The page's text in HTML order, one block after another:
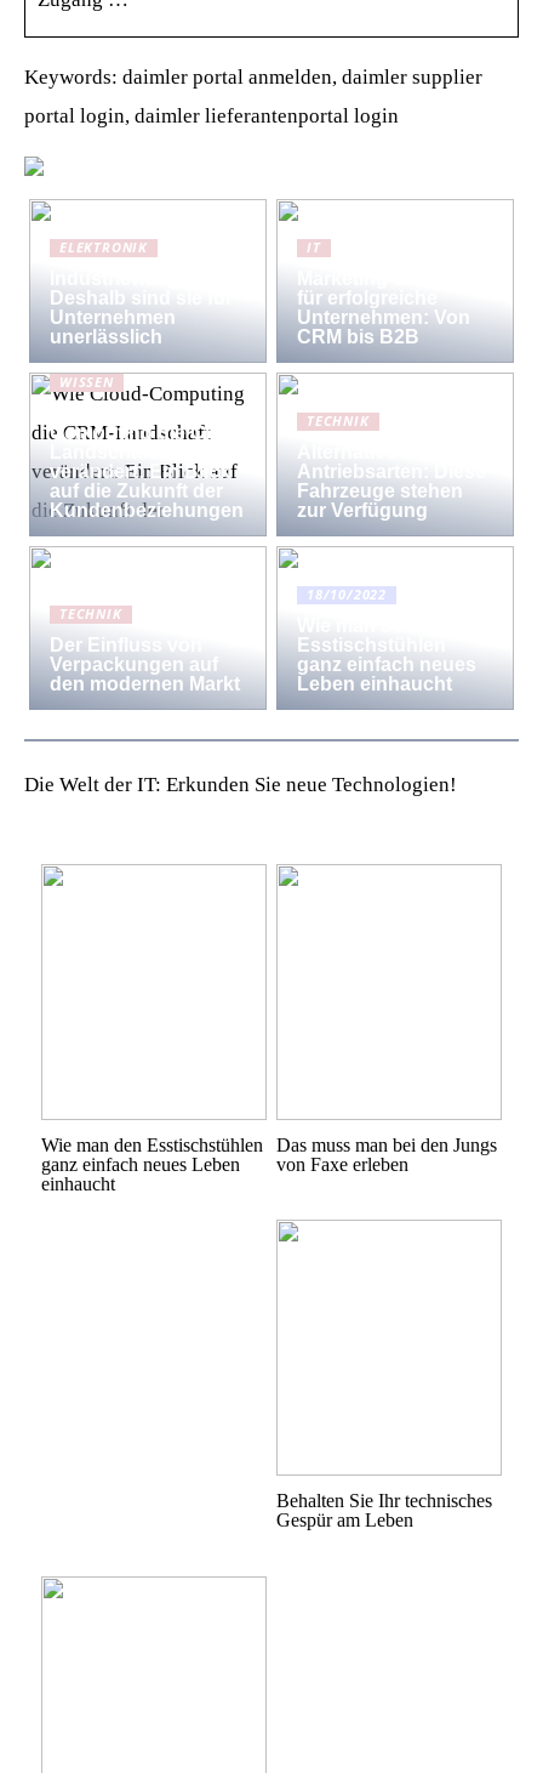
Keywords: daimler portal anmelden, daimler supplier
portal login, daimler lieferantenportal login
ELEKTRONIK
Deshalb sind sie für
Unternehmen
unerlässlich
IT
für erfolgreiche
Unternehmen: Von
CRM bis B2B
WISSEN
Computing die CRM-
verändert: Ein Blick
auf die Zukunft der
Kundenbeziehungen
TECHNIK
Antriebsarten: Diese
Fahrzeuge stehen
zur Verfügung
TECHNIK
Der Einfluss von
Verpackungen auf
den modernen Markt
18/10/2022
Esstischstühlen
ganz einfach neues
Leben einhaucht
Die Welt der IT: Erkunden Sie neue Technologien!
Wie man den Esstischstühlen
ganz einfach neues Leben
einhaucht
Das muss man bei den Jungs
von Faxe erleben
Behalten Sie Ihr technisches
Gespür am Leben